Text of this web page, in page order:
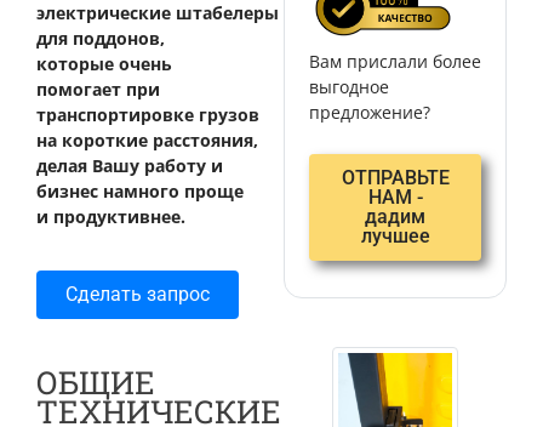
электрические штабелеры
для поддонов,
которые очень
помогает при
транспортировке грузов
на короткие расстояния,
делая Вашу работу и
бизнес намного проще
и продуктивнее.
Сделать запрос
ОБЩИЕ
ТЕХНИЧЕСКИЕ
Вам прислали более
выгодное
предложение?
ОТПРАВЬТЕ
НАМ -
дадим
лучшее